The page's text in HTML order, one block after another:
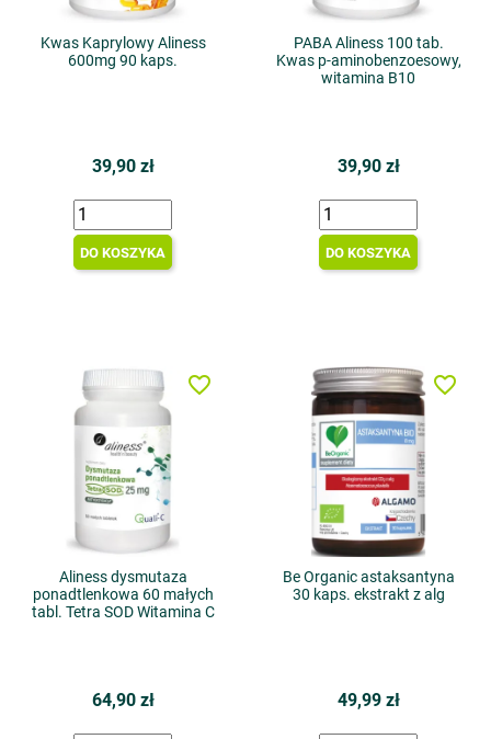
Kwas Kaprylowy Aliness
600mg 90 kaps.
39,90 zł
DO KOSZYKA
PABA Aliness 100 tab.
Kwas p-aminobenzoesowy,
witamina B10
39,90 zł
DO KOSZYKA
Aliness dysmutaza
ponadtlenkowa 60 małych
tabl. Tetra SOD Witamina C
64,90 zł
favorite_border
Be Organic astaksantyna
30 kaps. ekstrakt z alg
49,99 zł
favorite_border